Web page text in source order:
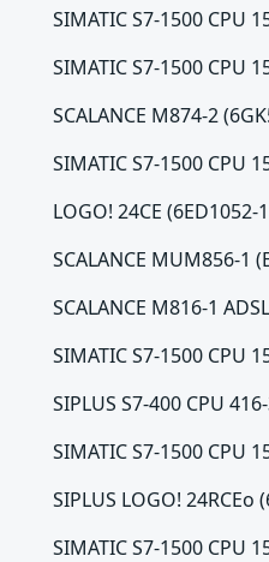
SIMATIC S7-1500 CPU
SIMATIC S7-1500 CPU
SCALANCE M874-2
SIMATIC S7-1500 CPU
LOGO! 24CE
SCALANCE MUM856-1
SCALANCE M816-1
SIMATIC S7-1500 CPU
SIPLUS S7-400 CPU
SIMATIC S7-1500 CPU
SIPLUS LOGO!
SIMATIC S7-1500 CPU